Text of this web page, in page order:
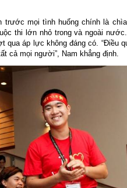
mọi tình huống chính là
thi lớn nhỏ trong và ngoài
qua áp lực không đáng có. “Điều
cả mọi người”, Nam khẳng định.